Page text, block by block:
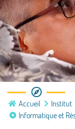
Accueil Institut
Informatique et